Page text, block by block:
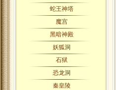
蛇王神塔
魔宫
黑暗神殿
妖狐洞
石狱
恐龙洞
秦皇陵